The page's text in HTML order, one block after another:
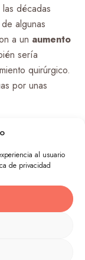
al usuario
de privacidad
décadas
algunas
a un aumento
sería
quirúrgico.
por unas
su ayuda